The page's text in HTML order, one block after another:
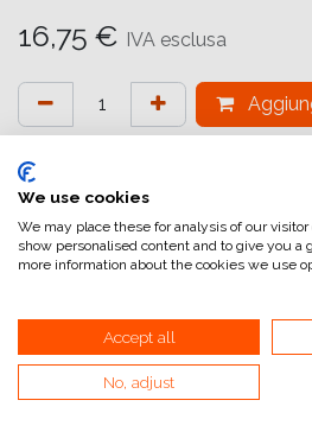
16,75 € IVA esclusa
attualmente non a magazzino
Riferimento interno:
ILFORD GALERIE PREMIUM DUO
E' una carta bifacciale di alta
We use cookies
We may place these for analysis of our
show personalised content and to give you a
more information about the cookies we use
Accept all
No, adjust